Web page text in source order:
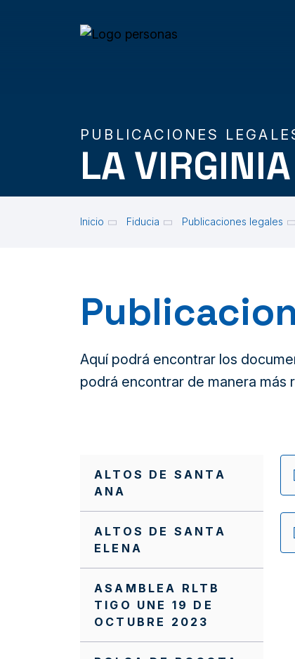
PUBLICACIONES
LA
Inicio Fiducia Publicaciones legales
Aquí podrá encontrar los
podrá encontrar de manera
ALTOS DE SANTA
ANA
ALTOS DE SANTA
ELENA
ASAMBLEA RLTB
TIGO UNE 19 DE
OCTUBRE 2023